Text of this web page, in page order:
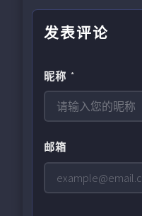
发表评论
昵称 *
邮箱